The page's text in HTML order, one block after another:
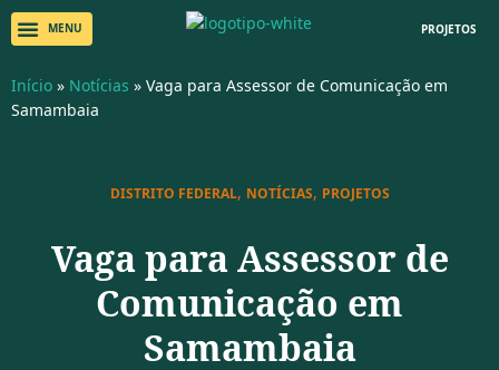
PROJETOS
Início » Notícias » Vaga para Assessor de Comunicação em
Samambaia
DISTRITO FEDERAL, NOTÍCIAS, PROJETOS
Vaga para Assessor de
Comunicação em
Samambaia